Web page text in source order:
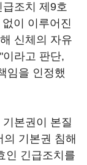
조치 제9호
이 이루어진
신체의 자유
라고 판단,
임을 인정했
본권이 본질
기본권 침해
인 긴급조치를